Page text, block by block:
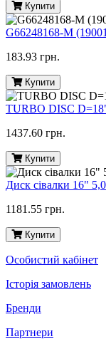
Купити
G66248168-M
183.93 грн.
Купити
TURBO DISC
1437.60 грн.
Купити
Диск сівалки 16"
1181.55 грн.
Купити
Особистий кабінет
Історія замовлень
Бренди
Партнери